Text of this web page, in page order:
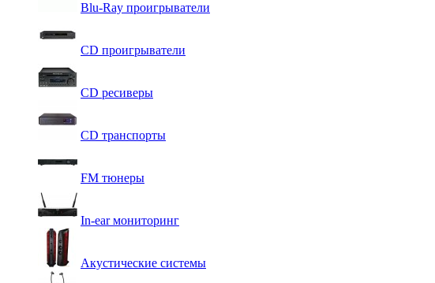
Blu-Ray проигрыватели
CD проигрыватели
CD ресиверы
CD транспорты
FM тюнеры
In-ear мониторинг
Акустические системы